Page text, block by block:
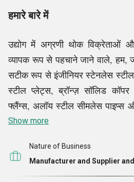
हमारे बारे में
उद्योग में अग्रणी थोक विक्रेताओं
व्यापक रूप से पहचाने जाने वाले,
सटीक रूप से इंजीनियर स्टेनलेस स्टील
स्टील प्लेट्स, ब्रॉन्ज़ सॉलिड कॉपर
फ्लैंग्स, अलॉय स्टील सीमलेस पाइप्स
बड़े ग्राहक आधार की मांगों को पूरा
हमारे मजबूत संसाधनों के सहारे - एक
की एक कुशल टीम, उत्कृष्ट
Show more
Nature of Business
Manufacturer and Supplier